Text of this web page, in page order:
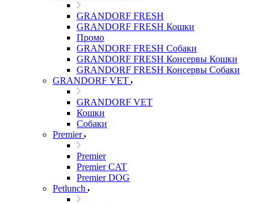
GRANDORF FRESH
GRANDORF FRESH Кошки
Промо
GRANDORF FRESH Собаки
GRANDORF FRESH Консервы Кошки
GRANDORF FRESH Консервы Собаки
GRANDORF VET
GRANDORF VET
Кошки
Собаки
Premier
Premier
Premier CAT
Premier DOG
Petlunch